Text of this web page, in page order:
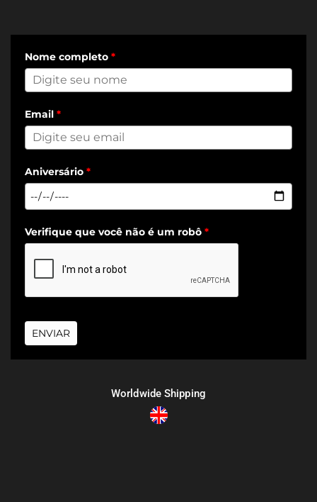
Nome completo *
Email *
Aniversário *
Verifique que você não é um robô *
ENVIAR
Worldwide Shipping